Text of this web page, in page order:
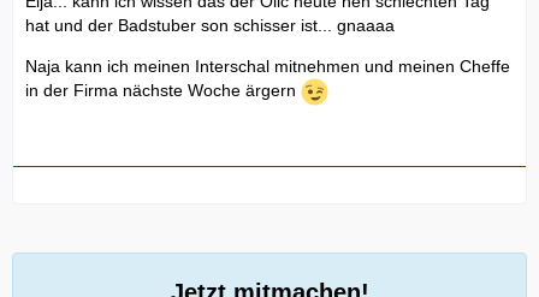
hat und der Badstuber son schisser ist... gnaaaa
Naja kann ich meinen Interschal mitnehmen und meinen Cheffe
in der Firma nächste Woche ärgern